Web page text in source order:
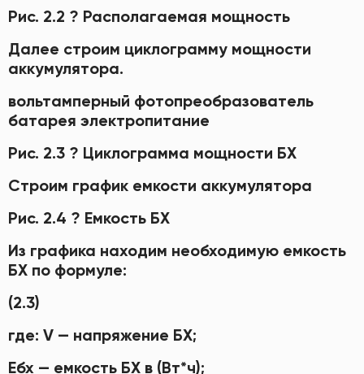
Рис. 2.2 ? Располагаемая мощность
Далее строим циклограмму мощности
аккумулятора.
вольтамперный фотопреобразователь
батарея электропитание
Рис. 2.3 ? Циклограмма мощности БХ
Строим график емкости аккумулятора
Рис. 2.4 ? Емкость БХ
Из графика находим необходимую емкость
БХ по формуле:
(2.3)
где: V — напряжение БХ;
Ебх — емкость БХ в (Вт*ч);